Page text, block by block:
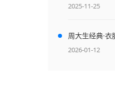
2025-11-25
周大生经典·衣
以珠宝诠释民
2026-01-12